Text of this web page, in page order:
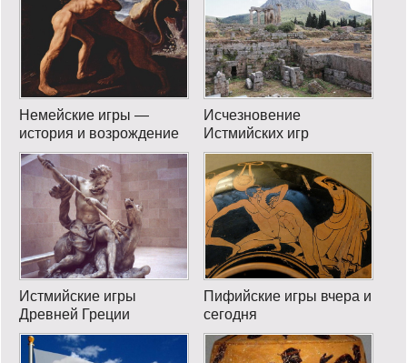
Немейские игры —
история и возрождение
Исчезновение
Истмийских игр
Истмийские игры
Древней Греции
Пифийские игры вчера и
сегодня